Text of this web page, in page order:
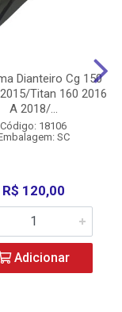
Dianteiro Cg 150
Titan 160 2016
A 2018/...
Código: 18106
SC
R$ 120,00
Adicionar